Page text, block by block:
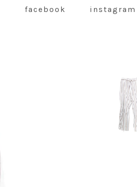
facebook instagram